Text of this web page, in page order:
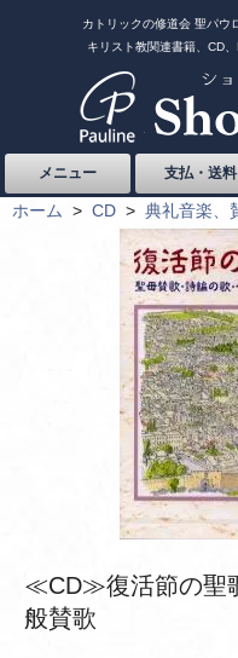
カトリックの修道会 聖パウ
キリスト教関連書籍、CD
メニュー 支払・送料
ホーム > CD > 典礼音楽、
≪CD≫復活節の聖
般賛歌